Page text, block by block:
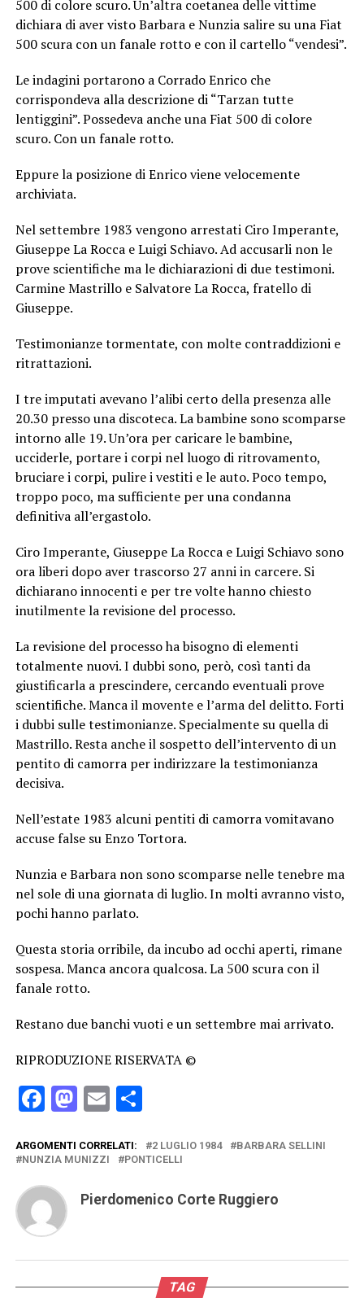
500 di colore scuro. Un’altra coetanea delle vittime
dichiara di aver visto Barbara e Nunzia salire su una Fiat
500 scura con un fanale rotto e con il cartello “vendesi”.
Le indagini portarono a Corrado Enrico che
corrispondeva alla descrizione di “Tarzan tutte
lentiggini”. Possedeva anche una Fiat 500 di colore
scuro. Con un fanale rotto.
Eppure la posizione di Enrico viene velocemente
archiviata.
Nel settembre 1983 vengono arrestati Ciro Imperante,
Giuseppe La Rocca e Luigi Schiavo. Ad accusarli non le
prove scientifiche ma le dichiarazioni di due testimoni.
Carmine Mastrillo e Salvatore La Rocca, fratello di
Giuseppe.
Testimonianze tormentate, con molte contraddizioni e
ritrattazioni.
I tre imputati avevano l’alibi certo della presenza alle
20.30 presso una discoteca. La bambine sono scomparse
intorno alle 19. Un’ora per caricare le bambine,
ucciderle, portare i corpi nel luogo di ritrovamento,
bruciare i corpi, pulire i vestiti e le auto. Poco tempo,
troppo poco, ma sufficiente per una condanna
definitiva all’ergastolo.
Ciro Imperante, Giuseppe La Rocca e Luigi Schiavo sono
ora liberi dopo aver trascorso 27 anni in carcere. Si
dichiarano innocenti e per tre volte hanno chiesto
inutilmente la revisione del processo.
La revisione del processo ha bisogno di elementi
totalmente nuovi. I dubbi sono, però, così tanti da
giustificarla a prescindere, cercando eventuali prove
scientifiche. Manca il movente e l’arma del delitto. Forti
i dubbi sulle testimonianze. Specialmente su quella di
Mastrillo. Resta anche il sospetto dell’intervento di un
pentito di camorra per indirizzare la testimonianza
decisiva.
Nell’estate 1983 alcuni pentiti di camorra vomitavano
accuse false su Enzo Tortora.
Nunzia e Barbara non sono scomparse nelle tenebre ma
nel sole di una giornata di luglio. In molti avranno visto,
pochi hanno parlato.
Questa storia orribile, da incubo ad occhi aperti, rimane
sospesa. Manca ancora qualcosa. La 500 scura con il
fanale rotto.
Restano due banchi vuoti e un settembre mai arrivato.
RIPRODUZIONE RISERVATA ©
Facebook
Mastodon
Email
ARGOMENTI CORRELATI: 2 LUGLIO 1984
BARBARA SELLINI
NUNZIA MUNIZZI
PONTICELLI
Pierdomenico Corte Ruggiero
TAG